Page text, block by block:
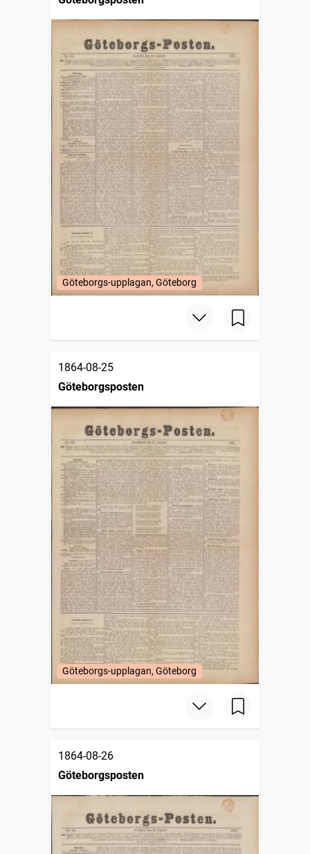
Göteborgs-upplagan, Göteborg
1864-08-25
Göteborgsposten
Göteborgs-upplagan, Göteborg
1864-08-26
Göteborgsposten